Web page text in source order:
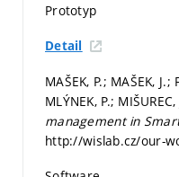
Prototyp
Detail
MAŠEK, P.; MAŠEK, J.;
MLÝNEK, P.; MIŠUREC,
management in
http://wislab.cz/our-